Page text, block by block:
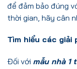
để đảm bảo đúng
thời gian, hãy cân
Tìm hiểu các giải
Đối với mẫu nhà 1